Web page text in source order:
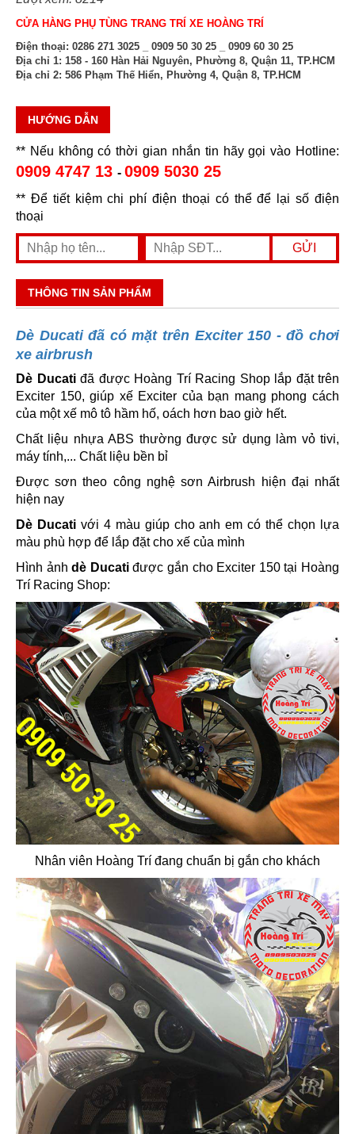
CỬA HÀNG PHỤ TÙNG TRANG TRÍ XE HOÀNG TRÍ
Điện thoại: 0286 271 3025 _ 0909 50 30 25 _ 0909 60 30 25
Địa chỉ 1: 158 - 160 Hàn Hải Nguyên, Phường 8, Quận 11, TP.HCM
Địa chỉ 2: 586 Phạm Thế Hiển, Phường 4, Quận 8, TP.HCM
HƯỚNG DẪN
** Nếu không có thời gian nhắn tin hãy gọi vào Hotline:
0909 4747 13 - 0909 5030 25
** Để tiết kiệm chi phí điện thoại có thể để lại số điện
thoại
THÔNG TIN SẢN PHẨM
Dè Ducati đã có mặt trên Exciter 150 - đồ chơi
xe airbrush
Dè Ducatiđã được Hoàng Trí Racing Shop lắp đặt trên
Exciter 150, giúp xế Exciter của bạn mang phong cách
của một xế mô tô hầm hố, oách hơn bao giờ hết.
Chất liệu nhựa ABS thường được sử dụng làm vỏ tivi,
máy tính,... Chất liệu bền bỉ
Được sơn theo công nghệ sơn Airbrush hiện đại nhất
hiện nay
Dè Ducativới 4 màu giúp cho anh em có thể chọn lựa
màu phù hợp để lắp đặt cho xế của mình
Hình ảnhdè Ducatiđược gắn cho Exciter 150 tại Hoàng
Trí Racing Shop:
Nhân viên Hoàng Trí đang chuẩn bị gắn cho khách